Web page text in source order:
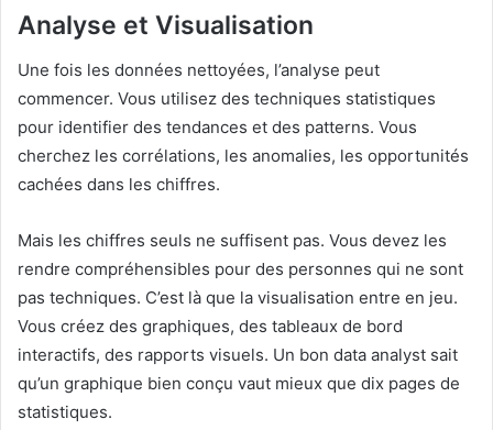
Analyse et Visualisation
Une fois les données nettoyées, l’analyse peut
commencer. Vous utilisez des techniques statistiques
pour identifier des tendances et des patterns. Vous
cherchez les corrélations, les anomalies, les opportunités
cachées dans les chiffres.
Mais les chiffres seuls ne suffisent pas. Vous devez les
rendre compréhensibles pour des personnes qui ne sont
pas techniques. C’est là que la visualisation entre en jeu.
Vous créez des graphiques, des tableaux de bord
interactifs, des rapports visuels. Un bon data analyst sait
qu’un graphique bien conçu vaut mieux que dix pages de
statistiques.